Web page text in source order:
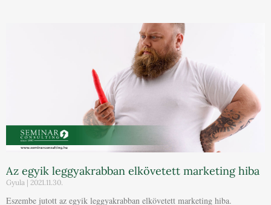
Az egyik leggyakrabban elkövetett marketing hiba
Gyula 2021.11.30.
Eszembe jutott az egyik leggyakrabban elkövetett marketing hiba.